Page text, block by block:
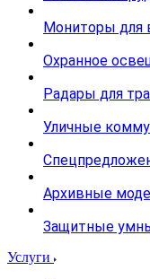
Мониторы для
Охранное
Радары для
Уличные
Архивные
Защитные
Услуги